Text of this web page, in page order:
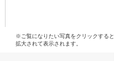
※ご覧になりたい写真をクリックすると
拡大されて表示されます。